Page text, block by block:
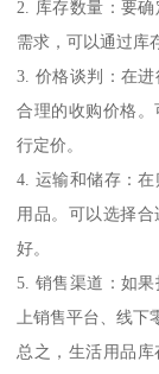
2. 库存数量：要
需求，可以通过库
3. 价格谈判：在
合理的收购价格
行定价。
4. 运输和储存：
用品。可以选择
好。
5. 销售渠道：如
上销售平台、线下
总之，生活用品